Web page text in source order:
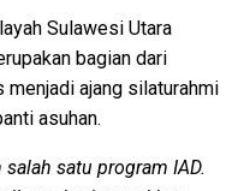
Sulawesi Utara
bagian dari
ajang silaturahmi
asuhan.
satu program IAD.